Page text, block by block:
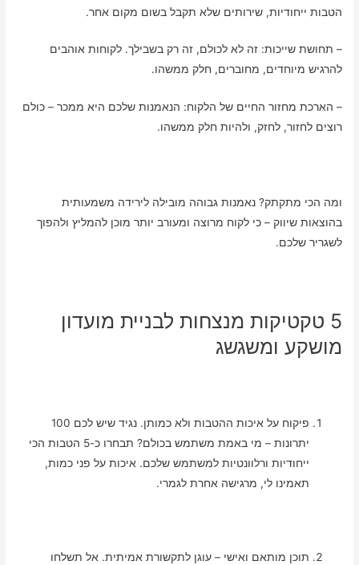
הטבות ייחודיות, שירותים שלא תקבל בשום מקום אחר.
– תחושת שייכות: זה לא לכולם, זה רק בשבילך. לקוחות אוהבים
להרגיש מיוחדים, מחוברים, חלק ממשהו.
– הארכת מחזור החיים של הלקוח: הנאמנות שלכם היא ממכר – כולם
רוצים לחזור, לחזק, ולהיות חלק ממשהו.
ומה הכי מתקתק? נאמנות גבוהה מובילה לירידה משמעותית
בהוצאות שיווק – כי לקוח מרוצה ומעורב יותר מוכן להמליץ ולהפוך
לשגריר שלכם.
5 טקטיקות מנצחות לבניית מועדון
מושקע ומשגשג
פיקוח על איכות ההטבות ולא כמותן. נגיד שיש לכם 100
יתרונות – מי באמת משתמש בכולם? תבחרו כ-5 הטבות הכי
ייחודיות ורלוונטיות למשתמש שלכם. איכות על פני כמות,
תאמינו לי, מרגישה אחרת לגמרי.
תוכן מותאם ואישי – עוגן לתקשורת אמיתית. אל תשלחו